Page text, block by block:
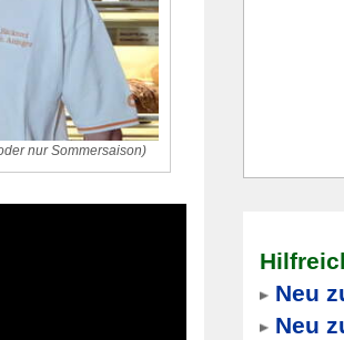
nur Sommersaison)
Neu
Neu